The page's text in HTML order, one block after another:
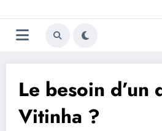
au
contenu
Le besoin
Vitinha ?